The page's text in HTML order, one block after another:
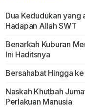
Dua Kedudukan yang
Hadapan Allah SWT
Benarkah Kuburan
Ini Haditsnya
Bersahabat Hingga
Naskah Khutbah
Perlakuan Manusia